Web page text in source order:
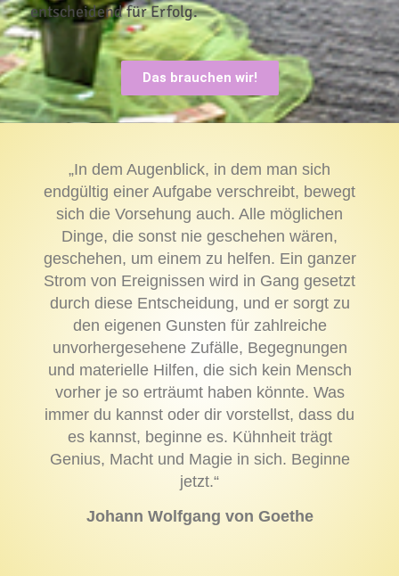
entscheidend für Erfolg.
Das brauchen wir!
„In dem Augenblick, in dem man sich
endgültig einer Aufgabe verschreibt, bewegt
sich die Vorsehung auch. Alle möglichen
Dinge, die sonst nie geschehen wären,
geschehen, um einem zu helfen. Ein ganzer
Strom von Ereignissen wird in Gang gesetzt
durch diese Entscheidung, und er sorgt zu
den eigenen Gunsten für zahlreiche
unvorhergesehene Zufälle, Begegnungen
und materielle Hilfen, die sich kein Mensch
vorher je so erträumt haben könnte. Was
immer du kannst oder dir vorstellst, dass du
es kannst, beginne es. Kühnheit trägt
Genius, Macht und Magie in sich. Beginne
jetzt.“
Johann Wolfgang von Goethe